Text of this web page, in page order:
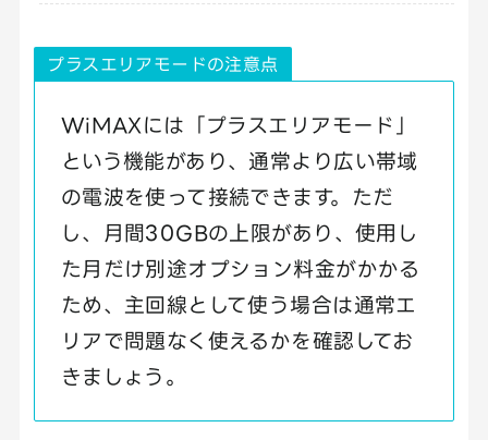
プラスエリアモードの注意点
WiMAXには「プラスエリアモード」
という機能があり、通常より広い帯域
の電波を使って接続できます。ただ
し、月間30GBの上限があり、使用し
た月だけ別途オプション料金がかかる
ため、主回線として使う場合は通常エ
リアで問題なく使えるかを確認してお
きましょう。